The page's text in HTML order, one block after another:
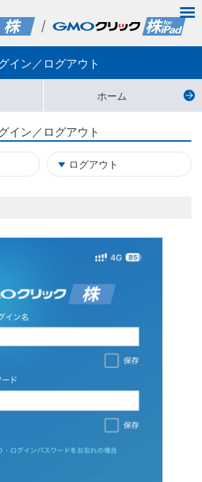
イン／ログアウト
ホーム
イン／ログアウト
ログアウト